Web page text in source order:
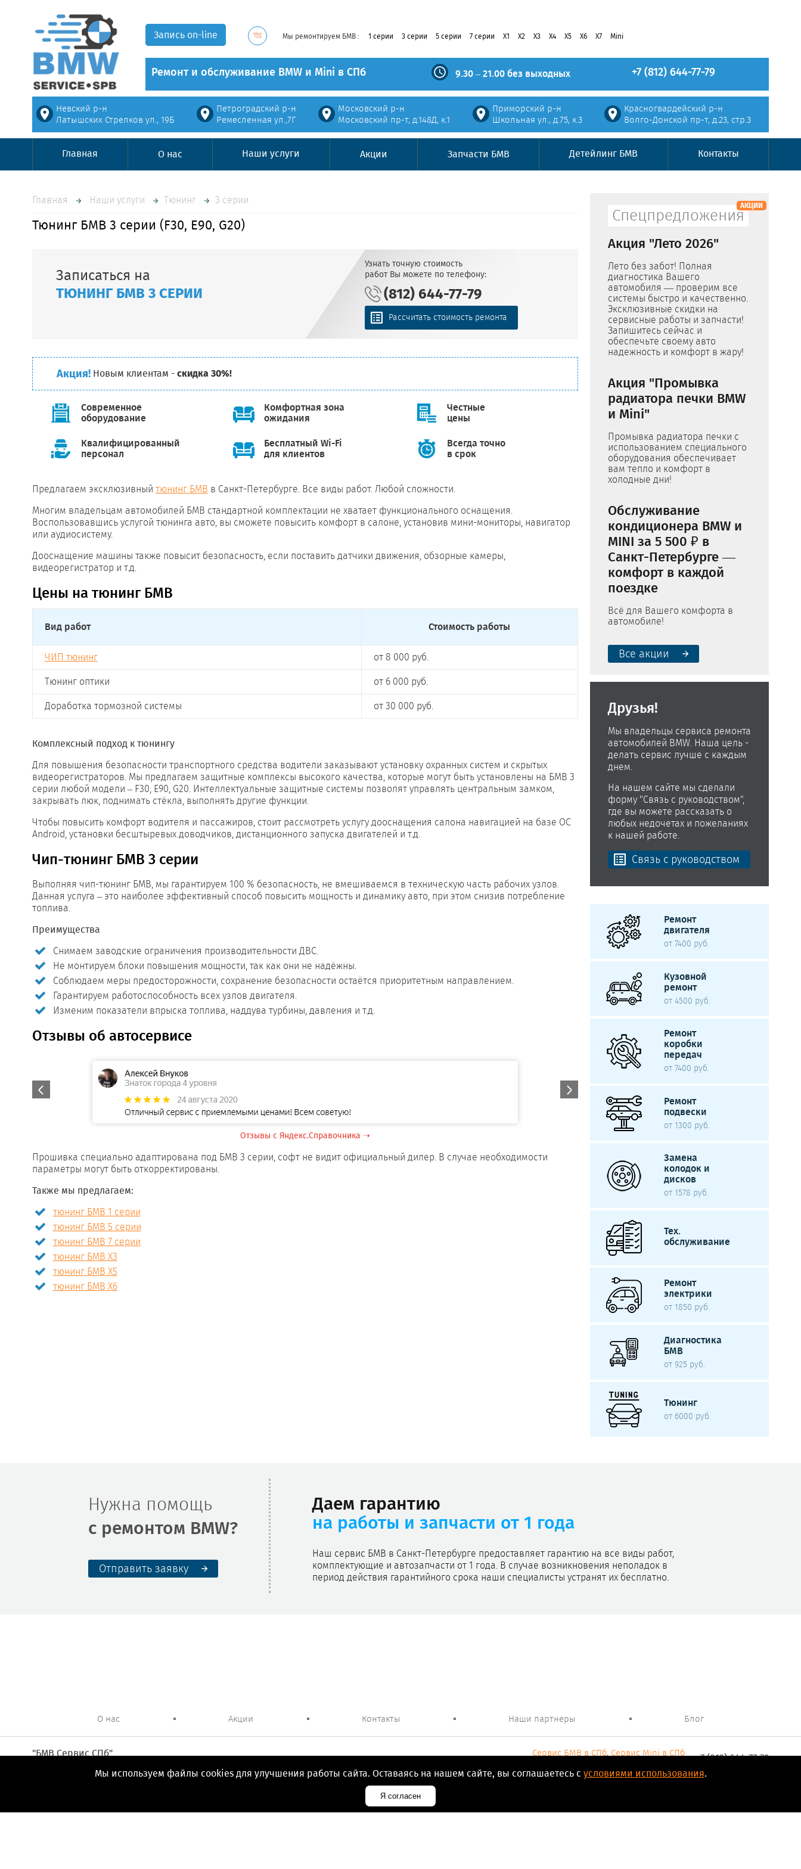
Запись on-line Мы ремонтируем БМВ 1 серии 3 серии 5 серии 7 серии X1 X2 X3 X4 X5 X6 X7 Mini
Ремонт и обслуживание BMW и Mini в СПб 9.30 – 21.00 без выходных +7 (812) 644-77-79
Невский р-н
Латышских Стрелков ул., 19Б
Петроградский р-н
Ремесленная ул.,7Г
Московский р-н
Московский пр-т, д.148Д, к.1
Приморский р-н
Школьная ул., д.75, к.3
Красногвардейский р-н
Волго-Донской пр-т, д.23, стр.3
Главная О нас Наши услуги Акции Запчасти БМВ Детейлинг БМВ Контакты
Главная Наши услуги Тюнинг 3 серии
Тюнинг БМВ 3 серии (F30, E90, G20)
Записаться на
ТЮНИНГ БМВ 3 СЕРИИ
Узнать точную стоимость
работ Вы можете по телефону:
(812) 644-77-79
Рассчитать стоимость ремонта
Акция! Новым клиентам - скидка 30%!
Современное
оборудование
Комфортная зона
ожидания
Честные
цены
Квалифицированный
персонал
Бесплатный Wi-Fi
для клиентов
Всегда точно
в срок
Предлагаем эксклюзивный тюнинг БМВ в Санкт-Петербурге. Все виды работ. Любой сложности.
Многим владельцам автомобилей БМВ стандартной комплектации не хватает функционального оснащения.
Воспользовавшись услугой тюнинга авто, вы сможете повысить комфорт в салоне, установив мини-мониторы, навигатор
или аудиосистему.
Дооснащение машины также повысит безопасность, если поставить датчики движения, обзорные камеры,
видеорегистратор и т.д.
Цены на тюнинг БМВ
Вид работ Стоимость работы
ЧИП тюнинг от 8 000 руб.
Тюнинг оптики от 6 000 руб.
Доработка тормозной системы от 30 000 руб.
Комплексный подход к тюнингу
Для повышения безопасности транспортного средства водители заказывают установку охранных систем и скрытых
видеорегистраторов. Мы предлагаем защитные комплексы высокого качества, которые могут быть установлены на БМВ 3
серии любой модели – F30, E90, G20. Интеллектуальные защитные системы позволят управлять центральным замком,
закрывать люк, поднимать стёкла, выполнять другие функции.
Чтобы повысить комфорт водителя и пассажиров, стоит рассмотреть услугу дооснащения салона навигацией на базе ОС
Android, установки бесштыревых доводчиков, дистанционного запуска двигателей и т.д.
Чип-тюнинг БМВ 3 серии
Выполняя чип-тюнинг БМВ, мы гарантируем 100 % безопасность, не вмешиваемся в техническую часть рабочих узлов.
Данная услуга – это наиболее эффективный способ повысить мощность и динамику авто, при этом снизив потребление
топлива.
Преимущества
Снимаем заводские ограничения производительности ДВС.
Не монтируем блоки повышения мощности, так как они не надёжны.
Соблюдаем меры предосторожности, сохранение безопасности остаётся приоритетным направлением.
Гарантируем работоспособность всех узлов двигателя.
Изменим показатели впрыска топлива, наддува турбины, давления и т.д.
Отзывы об автосервисе
Отзывы с Яндекс.Справочника ➝
Прошивка специально адаптирована под БМВ 3 серии, софт не видит официальный дилер. В случае необходимости
параметры могут быть откорректированы.
Также мы предлагаем:
тюнинг БМВ 1 серии
тюнинг БМВ 5 серии
тюнинг БМВ 7 серии
тюнинг БМВ X3
тюнинг БМВ X5
тюнинг БМВ X6
Спецпредложения
АКЦИИ
Акция "Лето 2026"
Лето без забот! Полная
диагностика Вашего
автомобиля — проверим все
системы быстро и качественно.
Эксклюзивные скидки на
сервисные работы и запчасти!
Запишитесь сейчас и
обеспечьте своему авто
надежность и комфорт в жару!
Акция "Промывка
радиатора печки BMW
и Mini"
Промывка радиатора печки с
использованием специального
оборудования обеспечивает
вам тепло и комфорт в
холодные дни!
Обслуживание
кондиционера BMW и
MINI за 5 500 ₽ в
Санкт-Петербурге —
комфорт в каждой
поездке
Всё для Вашего комфорта в
автомобиле!
Все акции
Друзья!
Мы владельцы сервиса ремонта
автомобилей BMW. Наша цель -
делать сервис лучше с каждым
днем.
На нашем сайте мы сделали
форму "Связь с руководством",
где вы можете рассказать о
любых недочетах и пожеланиях
к нашей работе.
Связь с руководством
Ремонт
двигателя
от 7400 руб.
Кузовной
ремонт
от 4500 руб.
Ремонт
коробки
передач
от 7400 руб.
Ремонт
подвески
от 1300 руб.
Замена
колодок и
дисков
от 1578 руб.
Тех.
обслуживание
Ремонт
электрики
от 1850 руб.
Диагностика
БМВ
от 925 руб.
Тюнинг
от 6000 руб.
Нужна помощь
с ремонтом BMW?
Отправить заявку
Даем гарантию
на работы и запчасти от 1 года
Наш сервис БМВ в Санкт-Петербурге предоставляет гарантию на все виды работ,
комплектующие и автозапчасти от 1 года. В случае возникновения неполадок в
период действия гарантийного срока наши специалисты устранят их бесплатно.
О нас Акции Контакты Наши партнеры Блог
Сервис БМВ в СПб, Сервис Mini в СПб
+7 (812) 644-77-79
"БМВ Сервис СПб"
Ежедневно. 9.30-21.00
Все права защищены © 2010-2026 BMW Service, Санкт-Петербург
Мы используем файлы cookies для улучшения работы сайта. Оставаясь на нашем сайте, вы соглашаетесь с условиями использования.
Я согласен